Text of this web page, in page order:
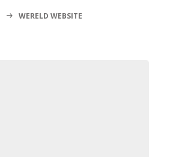
WERELD WEBSITE